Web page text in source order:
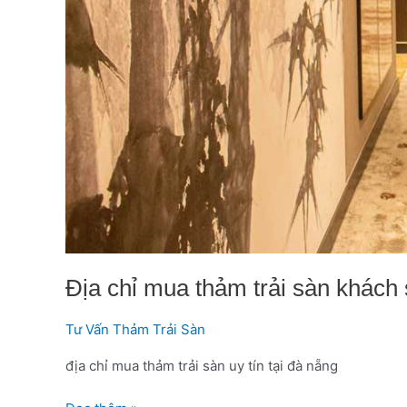
Địa chỉ mua thảm trải sàn khách
Tư Vấn Thảm Trải Sàn
địa chỉ mua thảm trải sàn uy tín tại đà nẵng